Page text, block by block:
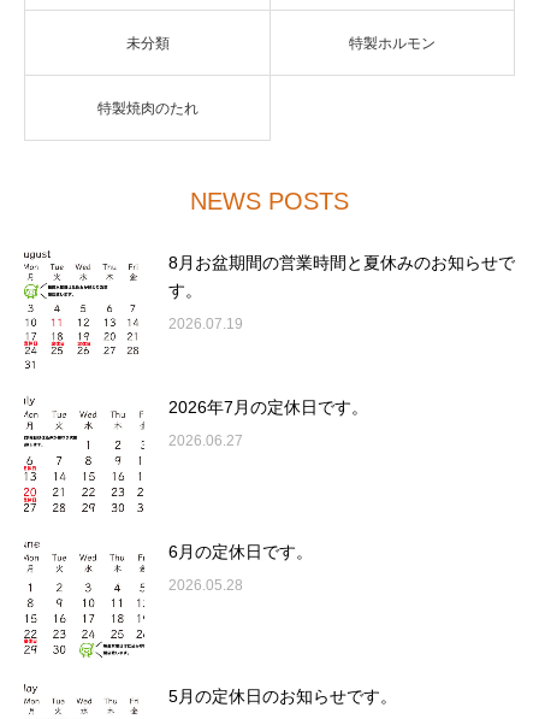
未分類 特製ホルモン
特製焼肉のたれ
NEWS POSTS
8月お盆期間の営業時間と夏休みのお知らせで
す。
2026.07.19
2026年7月の定休日です。
2026.06.27
6月の定休日です。
2026.05.28
5月の定休日のお知らせです。